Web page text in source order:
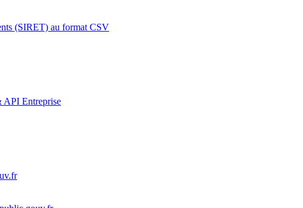
(SIRET) au format CSV
API Entreprise